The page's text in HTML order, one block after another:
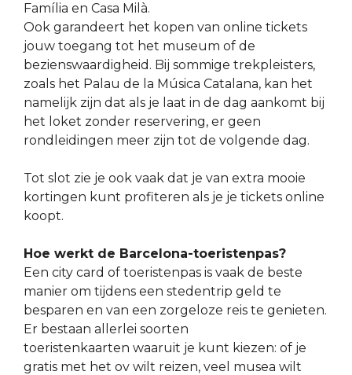
Família en Casa Milà.
Ook garandeert het kopen van online tickets
jouw toegang tot het museum of de
bezienswaardigheid. Bij sommige trekpleisters,
zoals het Palau de la Música Catalana, kan het
namelijk zijn dat als je laat in de dag aankomt bij
het loket zonder reservering, er geen
rondleidingen meer zijn tot de volgende dag.
Tot slot zie je ook vaak dat je van extra mooie
kortingen kunt profiteren als je je tickets online
koopt.
Hoe werkt de Barcelona-toeristenpas?
Een city card of toeristenpas is vaak de beste
manier om tijdens een stedentrip geld te
besparen en van een zorgeloze reis te genieten.
Er bestaan allerlei soorten
toeristenkaarten waaruit je kunt kiezen: of je
gratis met het ov wilt reizen, veel musea wilt